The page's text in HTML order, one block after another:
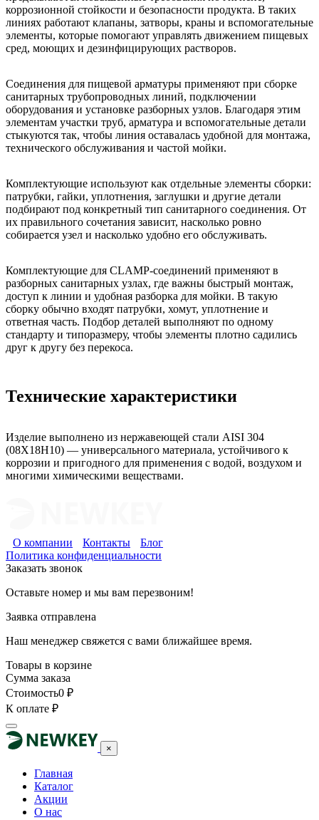
Комплектующие для CLAMP-соединений применяют в
разборных санитарных узлах, где важны быстрый монтаж,
доступ к линии и удобная разборка для мойки. В такую
сборку обычно входят патрубки, хомут, уплотнение и
ответная часть. Подбор деталей выполняют по одному
стандарту и типоразмеру, чтобы элементы плотно садились
друг к другу без перекоса.
Комплектующие используют как отдельные элементы сборки:
патрубки, гайки, уплотнения, заглушки и другие детали
подбирают под конкретный тип санитарного соединения. От
их правильного сочетания зависит, насколько ровно
собирается узел и насколько удобно его обслуживать.
Соединения для пищевой арматуры применяют при сборке
санитарных трубопроводных линий, подключении
оборудования и установке разборных узлов. Благодаря этим
элементам участки труб, арматура и вспомогательные детали
стыкуются так, чтобы линия оставалась удобной для монтажа,
технического обслуживания и частой мойки.
коррозионной стойкости и безопасности продукта. В таких
линиях работают клапаны, затворы, краны и вспомогательные
элементы, которые помогают управлять движением пищевых
сред, моющих и дезинфицирующих растворов.
Технические характеристики
Изделие выполнено из нержавеющей стали AISI 304
(08Х18Н10) — универсального материала, устойчивого к
коррозии и пригодного для применения с водой, воздухом и
многими химическими веществами.
О компании Контакты
Блог
Политика конфиденциальности
Заказать звонок
Оставьте номер и мы вам перезвоним!
Заявка отправлена
Наш менеджер свяжется с вами ближайшее время.
Товары в корзине
Сумма заказа
Стоимость0 ₽
К оплате ₽
×
Главная
Каталог
Акции
О нас